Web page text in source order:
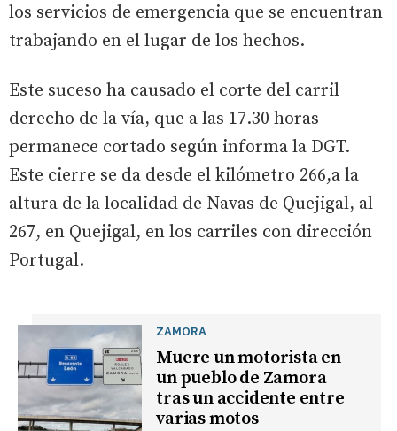
los servicios de emergencia que se encuentran
trabajando en el lugar de los hechos.
Este suceso ha causado el corte del carril
derecho de la vía, que a las 17.30 horas
permanece cortado según informa la DGT.
Este cierre se da desde el kilómetro 266,a la
altura de la localidad de Navas de Quejigal, al
267, en Quejigal, en los carriles con dirección
Portugal.
ZAMORA
Muere un motorista en
un pueblo de Zamora
tras un accidente entre
varias motos